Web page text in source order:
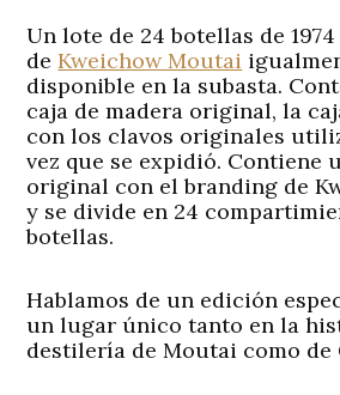
Un lote de 24 botellas de
deKweichow Moutai
disponible en la subasta.
caja de madera original, la
con los clavos originales
vez que se expidió. Contiene
original con el branding de
y se divide en 24
botellas.
Hablamos de un edición
un lugar único tanto en la
destilería de Moutai como de